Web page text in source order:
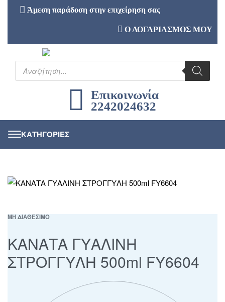
Άμεση παράδοση στην επιχείρηση σας
Ο ΛΟΓΑΡΙΑΣΜΟΣ ΜΟΥ
Επικοινωνία
2242024632
ΜΗ ΔΙΑΘΕΣΙΜΟ
ΚΑΝΑΤΑ ΓΥΑΛΙΝΗ
ΣΤΡΟΓΓΥΛΗ 500ml FY6604